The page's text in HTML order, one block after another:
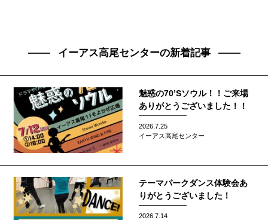
イーアス高尾センターの新着記事
魅惑の70’Sソウル！！ご来場
ありがとうございました！！
2026.7.25
イーアス高尾センター
テーマパークダンス体験会あ
りがとうございました！
2026.7.14